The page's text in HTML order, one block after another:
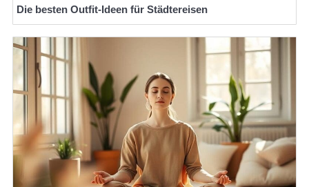
Die besten Outfit-Ideen für Städtereisen